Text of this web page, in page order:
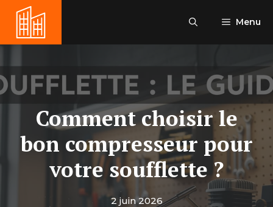
contenu
Menu
Comment choisir le
bon compresseur pour
votre soufflette ?
2 juin 2026